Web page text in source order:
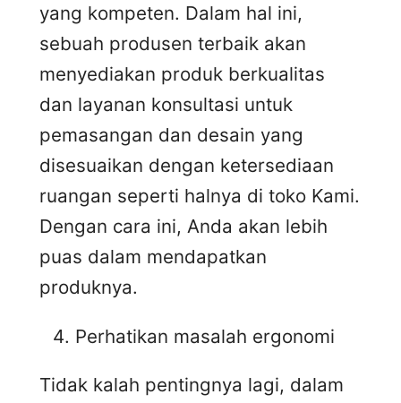
yang kompeten. Dalam hal ini,
sebuah produsen terbaik akan
menyediakan produk berkualitas
dan layanan konsultasi untuk
pemasangan dan desain yang
disesuaikan dengan ketersediaan
ruangan seperti halnya di toko Kami.
Dengan cara ini, Anda akan lebih
puas dalam mendapatkan
produknya.
Perhatikan masalah ergonomi
Tidak kalah pentingnya lagi, dalam